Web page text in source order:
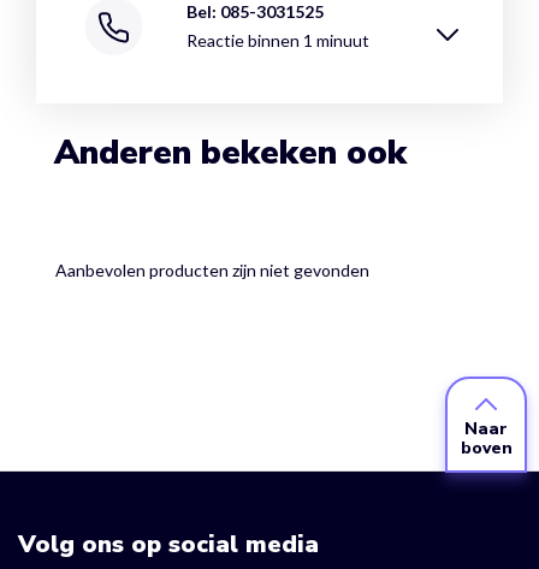
Bel: 085-3031525
Reactie binnen 1 minuut
Anderen bekeken ook
Aanbevolen producten zijn niet gevonden
Naar
boven
Volg ons op social media